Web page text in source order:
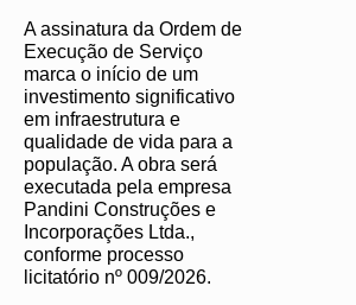
A assinatura da Ordem de
Execução de Serviço
marca o início de um
investimento significativo
em infraestrutura e
qualidade de vida para a
população. A obra será
executada pela empresa
Pandini Construções e
Incorporações Ltda.,
conforme processo
licitatório nº 009/2026.